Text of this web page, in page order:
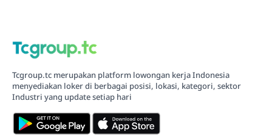
Tcgroup.tc merupakan platform lowongan kerja Indonesia
menyediakan loker di berbagai posisi, lokasi, kategori, sektor
Industri yang update setiap hari